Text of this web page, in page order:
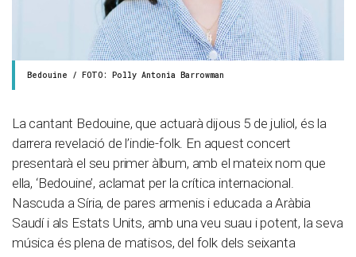
Bedouine / FOTO: Polly Antonia Barrowman
La cantant Bedouine, que actuarà dijous 5 de juliol, és la
darrera revelació de l’indie-folk. En aquest concert
presentarà el seu primer àlbum, amb el mateix nom que
ella, ‘Bedouine’, aclamat per la crítica internacional.
Nascuda a Síria, de pares armenis i educada a Aràbia
Saudí i als Estats Units, amb una veu suau i potent, la seva
música és plena de matisos, del folk dels seixanta